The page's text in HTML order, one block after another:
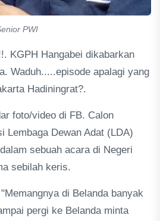
PWI
KGPH Hangabei dikabarkan
Waduh.....episode apalagi yang
Hadiningrat?.
foto/video di FB. Calon
Lembaga Dewan Adat (LDA)
sebuah acara di Negeri
sebilah keris.
di Belanda banyak
pergi ke Belanda minta